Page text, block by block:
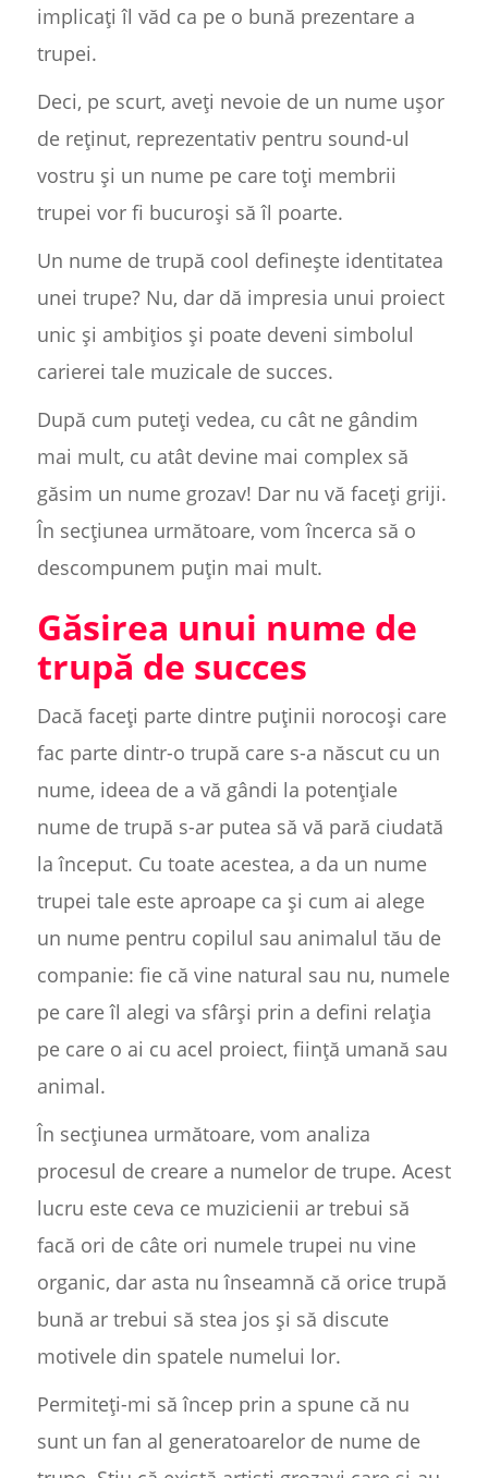
implicați îl văd ca pe o bună prezentare a
trupei.
Deci, pe scurt, aveți nevoie de un nume ușor
de reținut, reprezentativ pentru sound-ul
vostru și un nume pe care toți membrii
trupei vor fi bucuroși să îl poarte.
Un nume de trupă cool definește identitatea
unei trupe? Nu, dar dă impresia unui proiect
unic și ambițios și poate deveni simbolul
carierei tale muzicale de succes.
După cum puteți vedea, cu cât ne gândim
mai mult, cu atât devine mai complex să
găsim un nume grozav! Dar nu vă faceți griji.
În secțiunea următoare, vom încerca să o
descompunem puțin mai mult.
Găsirea unui nume de
trupă de succes
Dacă faceți parte dintre puținii norocoși care
fac parte dintr-o trupă care s-a născut cu un
nume, ideea de a vă gândi la potențiale
nume de trupă s-ar putea să vă pară ciudată
la început. Cu toate acestea, a da un nume
trupei tale este aproape ca și cum ai alege
un nume pentru copilul sau animalul tău de
companie: fie că vine natural sau nu, numele
pe care îl alegi va sfârși prin a defini relația
pe care o ai cu acel proiect, ființă umană sau
animal.
În secțiunea următoare, vom analiza
procesul de creare a numelor de trupe. Acest
lucru este ceva ce muzicienii ar trebui să
facă ori de câte ori numele trupei nu vine
organic, dar asta nu înseamnă că orice trupă
bună ar trebui să stea jos și să discute
motivele din spatele numelui lor.
Permiteți-mi să încep prin a spune că nu
sunt un fan al generatoarelor de nume de